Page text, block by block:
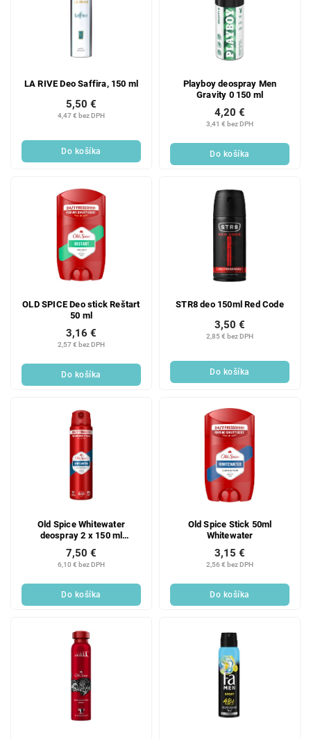
LA RIVE Deo Saffira, 150 ml
4,47 € bez DPH
5,50 €
Do košíka
Playboy deospray Men
Gravity 0 150 ml
3,41 € bez DPH
4,20 €
Do košíka
OLD SPICE Deo stick Reštart
50 ml
2,57 € bez DPH
3,16 €
Do košíka
STR8 deo 150ml Red Code
2,85 € bez DPH
3,50 €
Do košíka
Old Spice Whitewater
deospray 2 x 150 ml
darčeková sada
6,10 € bez DPH
7,50 €
Do košíka
Old Spice Stick 50ml
Whitewater
2,56 € bez DPH
3,15 €
Do košíka